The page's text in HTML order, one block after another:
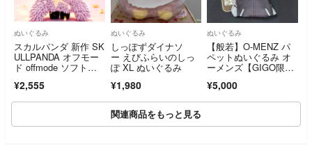
ぬいぐるみ
スカルパンダ 新作 SK
ULLPANDA オフモー
ド offmode ソフトカ
¥2,555
ぬいぐるみ
しっぽずダイナソ
ー えびふらいのしっ
ぽ XL ぬいぐるみ
¥1,980
ぬいぐるみ
【般若】O-MENZ パ
ペットぬいぐるみ オ
ーメンズ【GIGO限
¥5,000
関連商品をもっと見る